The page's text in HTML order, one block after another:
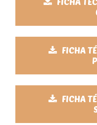
FICHA
FICHA